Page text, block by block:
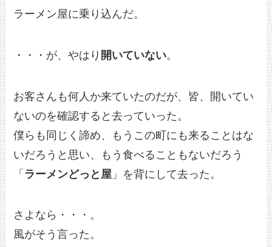
ラーメン屋に乗り込んだ。
・・・が、やはり 開いていない。
お客さんも何人か来ていたのだが、皆、開いてい
ないのを確認すると去っていった。
僕らも同じく諦め、もうこの町にも来ることはな
いだろうと思い、もう食べることもないだろう
「 ラーメンどっと屋 」を背にして去った。
さよなら・・・。
風がそう言った。